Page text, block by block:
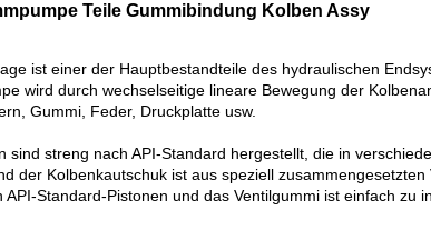
Teile Gummibindung Kolben Assy
ist einer der Hauptbestandteile des hydraulischen
wird durch wechselseitige lineare Bewegung der
Gummi, Feder, Druckplatte usw.
sind streng nach API-Standard hergestellt, die in
der Kolbenkautschuk ist aus speziell
Standard-Pistonen und das Ventilgummi ist einfach zu